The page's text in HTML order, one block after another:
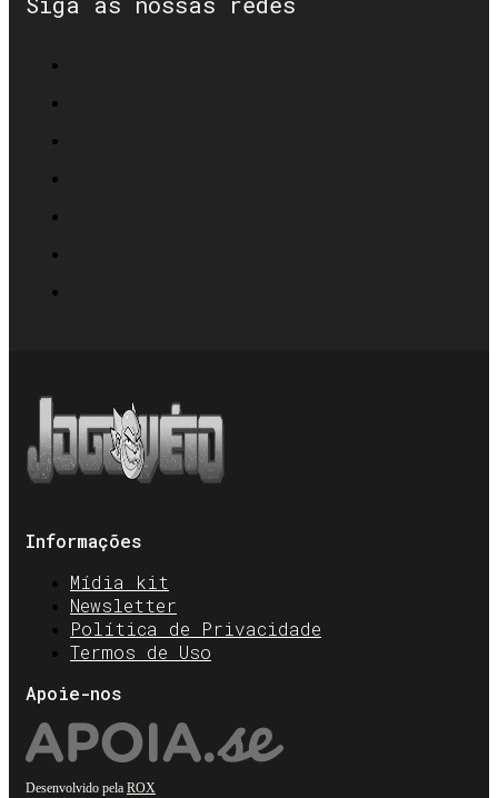
Informações
Mídia kit
Newsletter
Política de Privacidade
Termos de Uso
Apoie-nos
Desenvolvido pela ROX